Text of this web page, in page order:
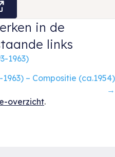
in de
links
1963)
– Compositie (ca.1954)
→
overzicht.